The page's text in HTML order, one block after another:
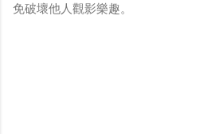
免破壞他人觀影樂趣。